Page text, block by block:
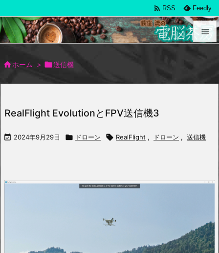

次へ
 RSS Feedly
ホーム > 送信機
RealFlight EvolutionとFPV送信機3
 2024年9月29日  ドローン  RealFlight , ドローン , 送信機